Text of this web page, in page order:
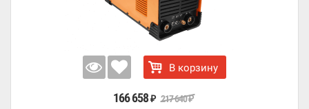
В корзину
166 658 ₽ 217 640₽